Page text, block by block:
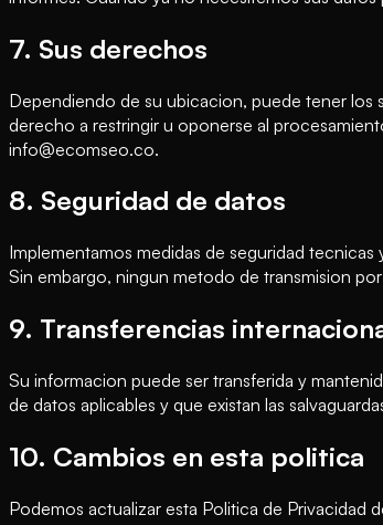
7. Sus derechos
Dependiendo de su ubicacion, puede tener
derecho a restringir u oponerse al
info@ecomseo.co.
8. Seguridad de datos
Implementamos medidas de seguridad
Sin embargo, ningun metodo de transmision
9. Transferencias
Su informacion puede ser transferida y
de datos aplicables y que existan las
10. Cambios en esta politica
Podemos actualizar esta Politica de Privacidad